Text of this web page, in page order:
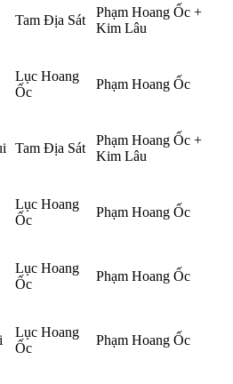
Tam Địa Sát
Phạm Hoang Ốc +
Kim Lâu
Lục Hoang
Ốc
Phạm Hoang Ốc
Tam Địa Sát
Phạm Hoang Ốc +
Kim Lâu
Lục Hoang
Ốc
Phạm Hoang Ốc
Lục Hoang
Ốc
Phạm Hoang Ốc
Lục Hoang
Ốc
Phạm Hoang Ốc